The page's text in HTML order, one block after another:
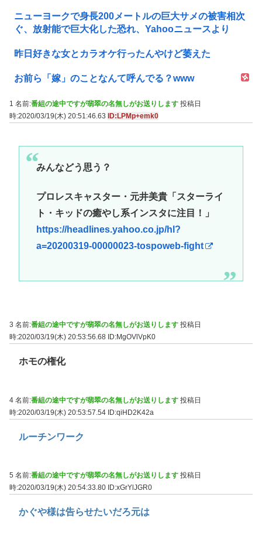
ニューヨークで身長200メートルの巨大サメの被害相次
ぐ、放射能で巨大化した恐れ、Yahooニュースより
昨日好きな女とカラオケ行ったんやけど萎えた
お前ら「嫁」のことなんて呼んでる？www
1 名前:番組の途中ですが翡翠の名無しがお送りします 投稿日
時:2020/03/19(木) 20:51:46.63
ID:LPMp+emk0
みんなどう思う？
プロレスキャスター・元井美貴「スターライ
ト・キッドの癒やし系インスタに注目！」
https://headlines.yahoo.co.jp/hl?
a=20200319-00000023-tospoweb-fight
3 名前:番組の途中ですが翡翠の名無しがお送りします 投稿日
時:2020/03/19(木) 20:53:56.68 ID:MgOVlVpK0
ホモの権化
4 名前:番組の途中ですが翡翠の名無しがお送りします 投稿日
時:2020/03/19(木) 20:53:57.54 ID:qiHD2K42a
ルーチンワーク
5 名前:番組の途中ですが翡翠の名無しがお送りします 投稿日
時:2020/03/19(木) 20:54:33.80 ID:xGrYlJGR0
かぐや様は告らせたいだろ元は